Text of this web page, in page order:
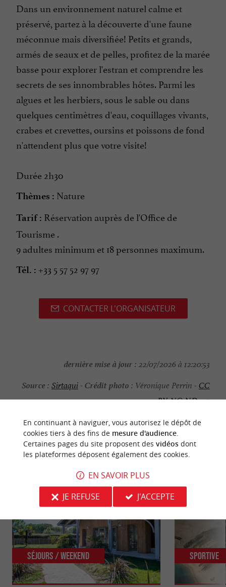
Dans un environnement naturel calme et
préservé, partez à la découverte d'une faune
méconnue mais diversifiée! Petits et grands,
armés de seaux et de pelles, profitez de la marée
basse pour explorer l'estran et comprendre les
secrets de ses innombrables hôtes. Parmi les
algues et les herbiers, sous le sable ou dans
quelques centimètres d'eau, coquillages vivants,
crabes et crevettes, oursins et poissons de fond
n'attendent plus que votre visite!
Durée 2h30
Thèmes : Nature
Tarif : Réservation auprès de l'Office de
Tourisme .
9 adultes minimum et 18 personnes maximum.
Tél. : +33 5 57 52 97 97
CONTACTER L'ORGANISATEUR
dernière mise à jour : 22/07/2026 à 12:20:53
Source : Sirtaqui-Crédit photo : Véronique Perrin -CC
BY-NC-ND 4.0
NOUS AVONS TESTÉPOUR VOUS
Séjours / Weekend Sportive
En continuant à naviguer, vous autorisez le dépôt de
cookies tiers à des fins de mesure d'audience.
Certaines pages du site proposent des vidéosdont
les plateformes déposent également des cookies.
EN SAVOIR PLUS
JE REFUSE
J'ACCEPTE